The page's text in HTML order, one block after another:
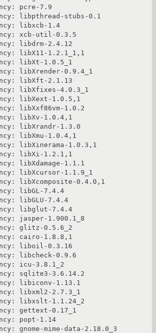
pcre-7.9
libpthread-stubs-0.1
libxcb-1.4
xcb-util-0.3.5
libdrm-2.4.12
libX11-1.2.1_1,1
libXt-1.0.5_1
libXrender-0.9.4_1
libXft-2.1.13
libXfixes-4.0.3_1
libXext-1.0.5,1
libXxf86vm-1.0.2
libXv-1.0.4,1
libXrandr-1.3.0
libXmu-1.0.4,1
libXinerama-1.0.3,1
libXi-1.2.1,1
libXdamage-1.1.1
libXcursor-1.1.9_1
libXcomposite-0.4.0,1
libGL-7.4.4
libGLU-7.4.4
libglut-7.4.4
jasper-1.900.1_8
glitz-0.5.6_2
cairo-1.8.8,1
liboil-0.3.16
libcheck-0.9.6
icu-3.8.1_2
sqlite3-3.6.14.2
libiconv-1.13.1
libxml2-2.7.3_1
libxslt-1.1.24_2
gettext-0.17_1
popt-1.14
gnome-mime-data-2.18.0_3